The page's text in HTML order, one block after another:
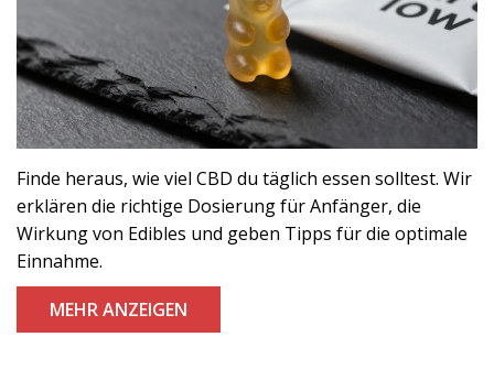
Finde heraus, wie viel CBD du täglich essen solltest. Wir
erklären die richtige Dosierung für Anfänger, die
Wirkung von Edibles und geben Tipps für die optimale
Einnahme.
MEHR ANZEIGEN